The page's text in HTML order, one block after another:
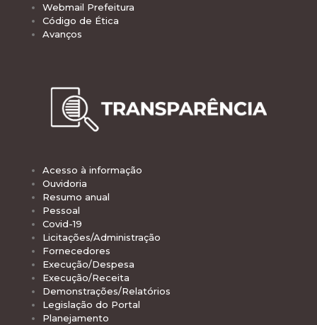
Webmail Prefeitura
Código de Ética
Avanços
Acesso à informação
Ouvidoria
Resumo anual
Pessoal
Covid-19
Licitações/Administração
Fornecedores
Execução/Despesa
Execução/Receita
Demonstrações/Relatórios
Legislação do Portal
Planejamento